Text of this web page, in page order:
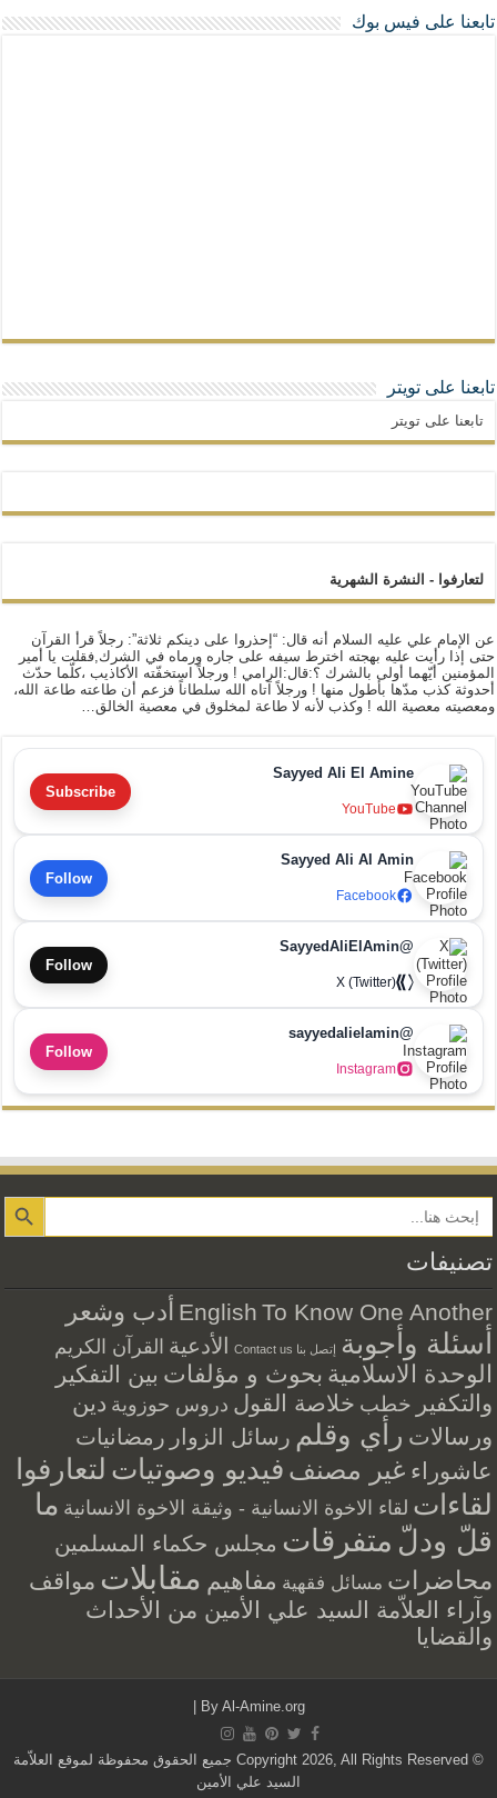
تابعنا على فيس بوك
تابعنا على تويتر
تابعنا على تويتر
لتعارفوا - النشرة الشهرية
عن الإمام علي عليه السلام أنه قال: “إحذروا على دينكم ثلاثة”: رجلاً قرأ القرآن
حتى إذا رأيت عليه بهجته اخترط سيفه على جاره ورماه في الشرك,فقلت يا أمير
المؤمنين أيّهما أولى بالشرك ؟:قال:الرامي ! ورجلاً استخفّته الأكاذيب ،كلّما حدّث
أحدوثة كذب مدّها بأطول منها ! ورجلاً آتاه الله سلطاناً فزعم أن طاعته طاعة الله،
ومعصيته معصية الله ! وكذب لأنه لا طاعة لمخلوق في معصية الخالق…
Sayyed Ali El Amine
YouTube
Subscribe
Sayyed Ali Al Amin
Facebook
Follow
@SayyedAliElAmin
X (Twitter)
Follow
@sayyedalielamin
Instagram
Follow
Search Button
تصنيفات
English To Know One Another أدب وشعر
أسئلة وأجوبة إتصل بنا Contact us الأدعية القرآن الكريم
الوحدة الاسلامية بحوث و مؤلفات بين التفكير
والتكفير خطب خلاصة القول دروس حوزوية دين
ورسالات رأي وقلم رسائل الزوار رمضانيات
عاشوراء غير مصنف فيديو وصوتيات لتعارفوا
لقاءات لقاء الاخوة الانسانية - وثيقة الاخوة الانسانية ما
قلّ ودلّ متفرقات مجلس حكماء المسلمين
محاضرات مسائل فقهية مفاهيم مقابلات مواقف
وآراء العلاّمة السيد علي الأمين من الأحداث
والقضايا
By Al-Amine.org
© Copyright 2026, All Rights Reserved جميع الحقوق محفوظة لموقع العلاّمة
السيد علي الأمين